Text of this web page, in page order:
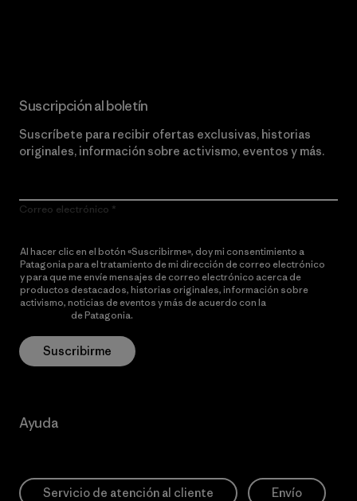
Suscripción al boletín
Suscríbete para recibir ofertas exclusivas, historias
originales, información sobre activismo, eventos y más.
Correo electrónico
Al hacer clic en el botón «Suscribirme», doy mi consentimiento a
Patagonia para el tratamiento de mi dirección de correo electrónico
y para que me envíe mensajes de correo electrónico acerca de
productos destacados, historias originales, información sobre
activismo, noticias de eventos y más de acuerdo con la
de Patagonia.
Suscribirme
Ayuda
Servicio de atención al cliente Envío